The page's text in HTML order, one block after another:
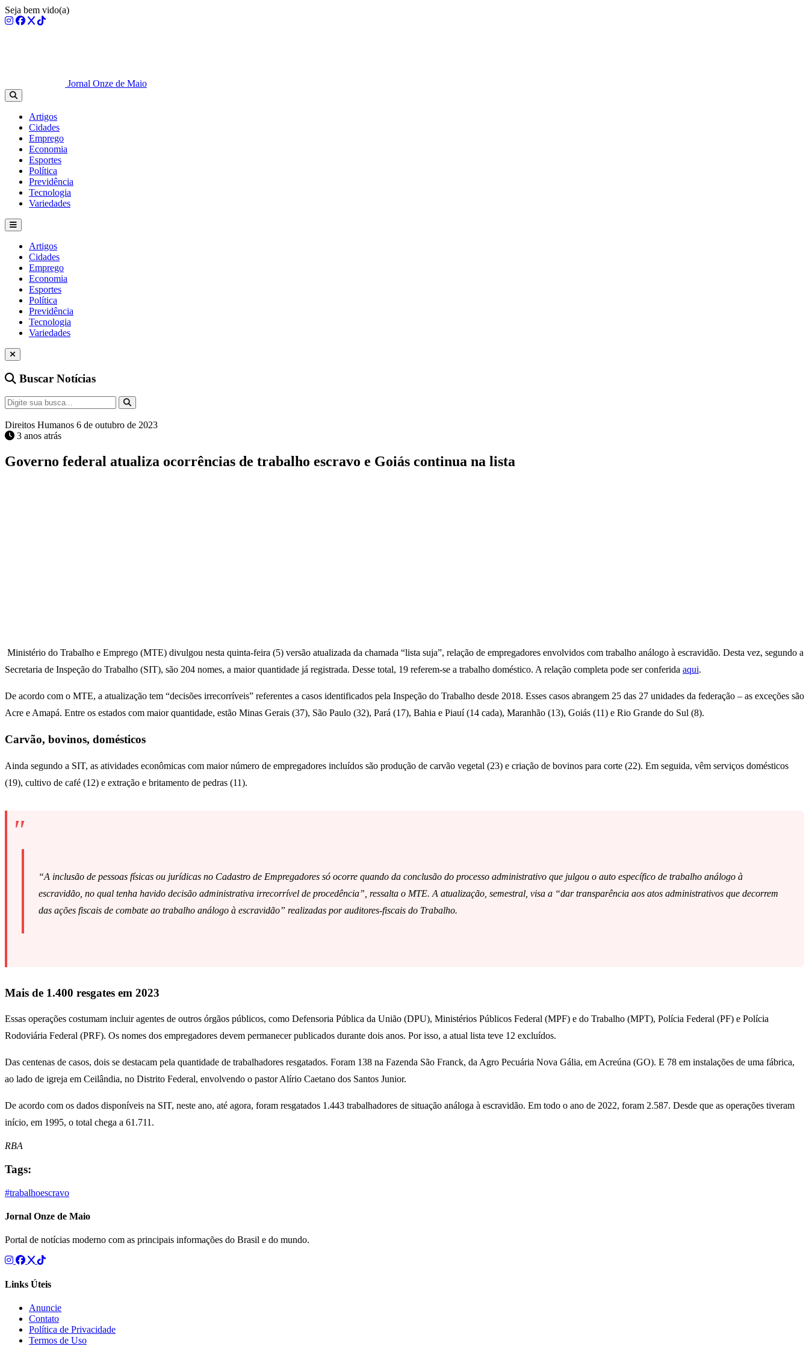
Seja bem vido(a)
Jornal Onze de Maio
Artigos
Cidades
Emprego
Economia
Esportes
Política
Previdência
Tecnologia
Variedades
Artigos
Cidades
Emprego
Economia
Esportes
Política
Previdência
Tecnologia
Variedades
Buscar Notícias
Direitos Humanos 6 de outubro de 2023
3 anos atrás
Governo federal atualiza ocorrências de trabalho escravo e Goiás continua na lista
Ministério do Trabalho e Emprego (MTE) divulgou nesta quinta-feira (5) versão atualizada da chamada “lista suja”, relação de empregadores envolvidos com trabalho análogo à escravidão. Desta vez, segundo a
Secretaria de Inspeção do Trabalho (SIT), são 204 nomes, a maior quantidade já registrada. Desse total, 19 referem-se a trabalho doméstico. A relação completa pode ser conferida aqui.
De acordo com o MTE, a atualização tem “decisões irrecorríveis” referentes a casos identificados pela Inspeção do Trabalho desde 2018. Esses casos abrangem 25 das 27 unidades da federação – as exceções são
Acre e Amapá. Entre os estados com maior quantidade, estão Minas Gerais (37), São Paulo (32), Pará (17), Bahia e Piauí (14 cada), Maranhão (13), Goiás (11) e Rio Grande do Sul (8).
Carvão, bovinos, domésticos
Ainda segundo a SIT, as atividades econômicas com maior número de empregadores incluídos são produção de carvão vegetal (23) e criação de bovinos para corte (22). Em seguida, vêm serviços domésticos
(19), cultivo de café (12) e extração e britamento de pedras (11).
“A inclusão de pessoas físicas ou jurídicas no Cadastro de Empregadores só ocorre quando da conclusão do processo administrativo que julgou o auto específico de trabalho análogo à
escravidão, no qual tenha havido decisão administrativa irrecorrível de procedência”, ressalta o MTE. A atualização, semestral, visa a “dar transparência aos atos administrativos que decorrem
das ações fiscais de combate ao trabalho análogo à escravidão” realizadas por auditores-fiscais do Trabalho.
Mais de 1.400 resgates em 2023
Essas operações costumam incluir agentes de outros órgãos públicos, como Defensoria Pública da União (DPU), Ministérios Públicos Federal (MPF) e do Trabalho (MPT), Polícia Federal (PF) e Polícia
Rodoviária Federal (PRF). Os nomes dos empregadores devem permanecer publicados durante dois anos. Por isso, a atual lista teve 12 excluídos.
Das centenas de casos, dois se destacam pela quantidade de trabalhadores resgatados. Foram 138 na Fazenda São Franck, da Agro Pecuária Nova Gália, em Acreúna (GO). E 78 em instalações de uma fábrica,
ao lado de igreja em Ceilândia, no Distrito Federal, envolvendo o pastor Alírio Caetano dos Santos Junior.
De acordo com os dados disponíveis na SIT, neste ano, até agora, foram resgatados 1.443 trabalhadores de situação análoga à escravidão. Em todo o ano de 2022, foram 2.587. Desde que as operações tiveram
início, em 1995, o total chega a 61.711.
RBA
Tags:
#trabalhoescravo
Jornal Onze de Maio
Portal de notícias moderno com as principais informações do Brasil e do mundo.
Links Úteis
Anuncie
Contato
Política de Privacidade
Termos de Uso